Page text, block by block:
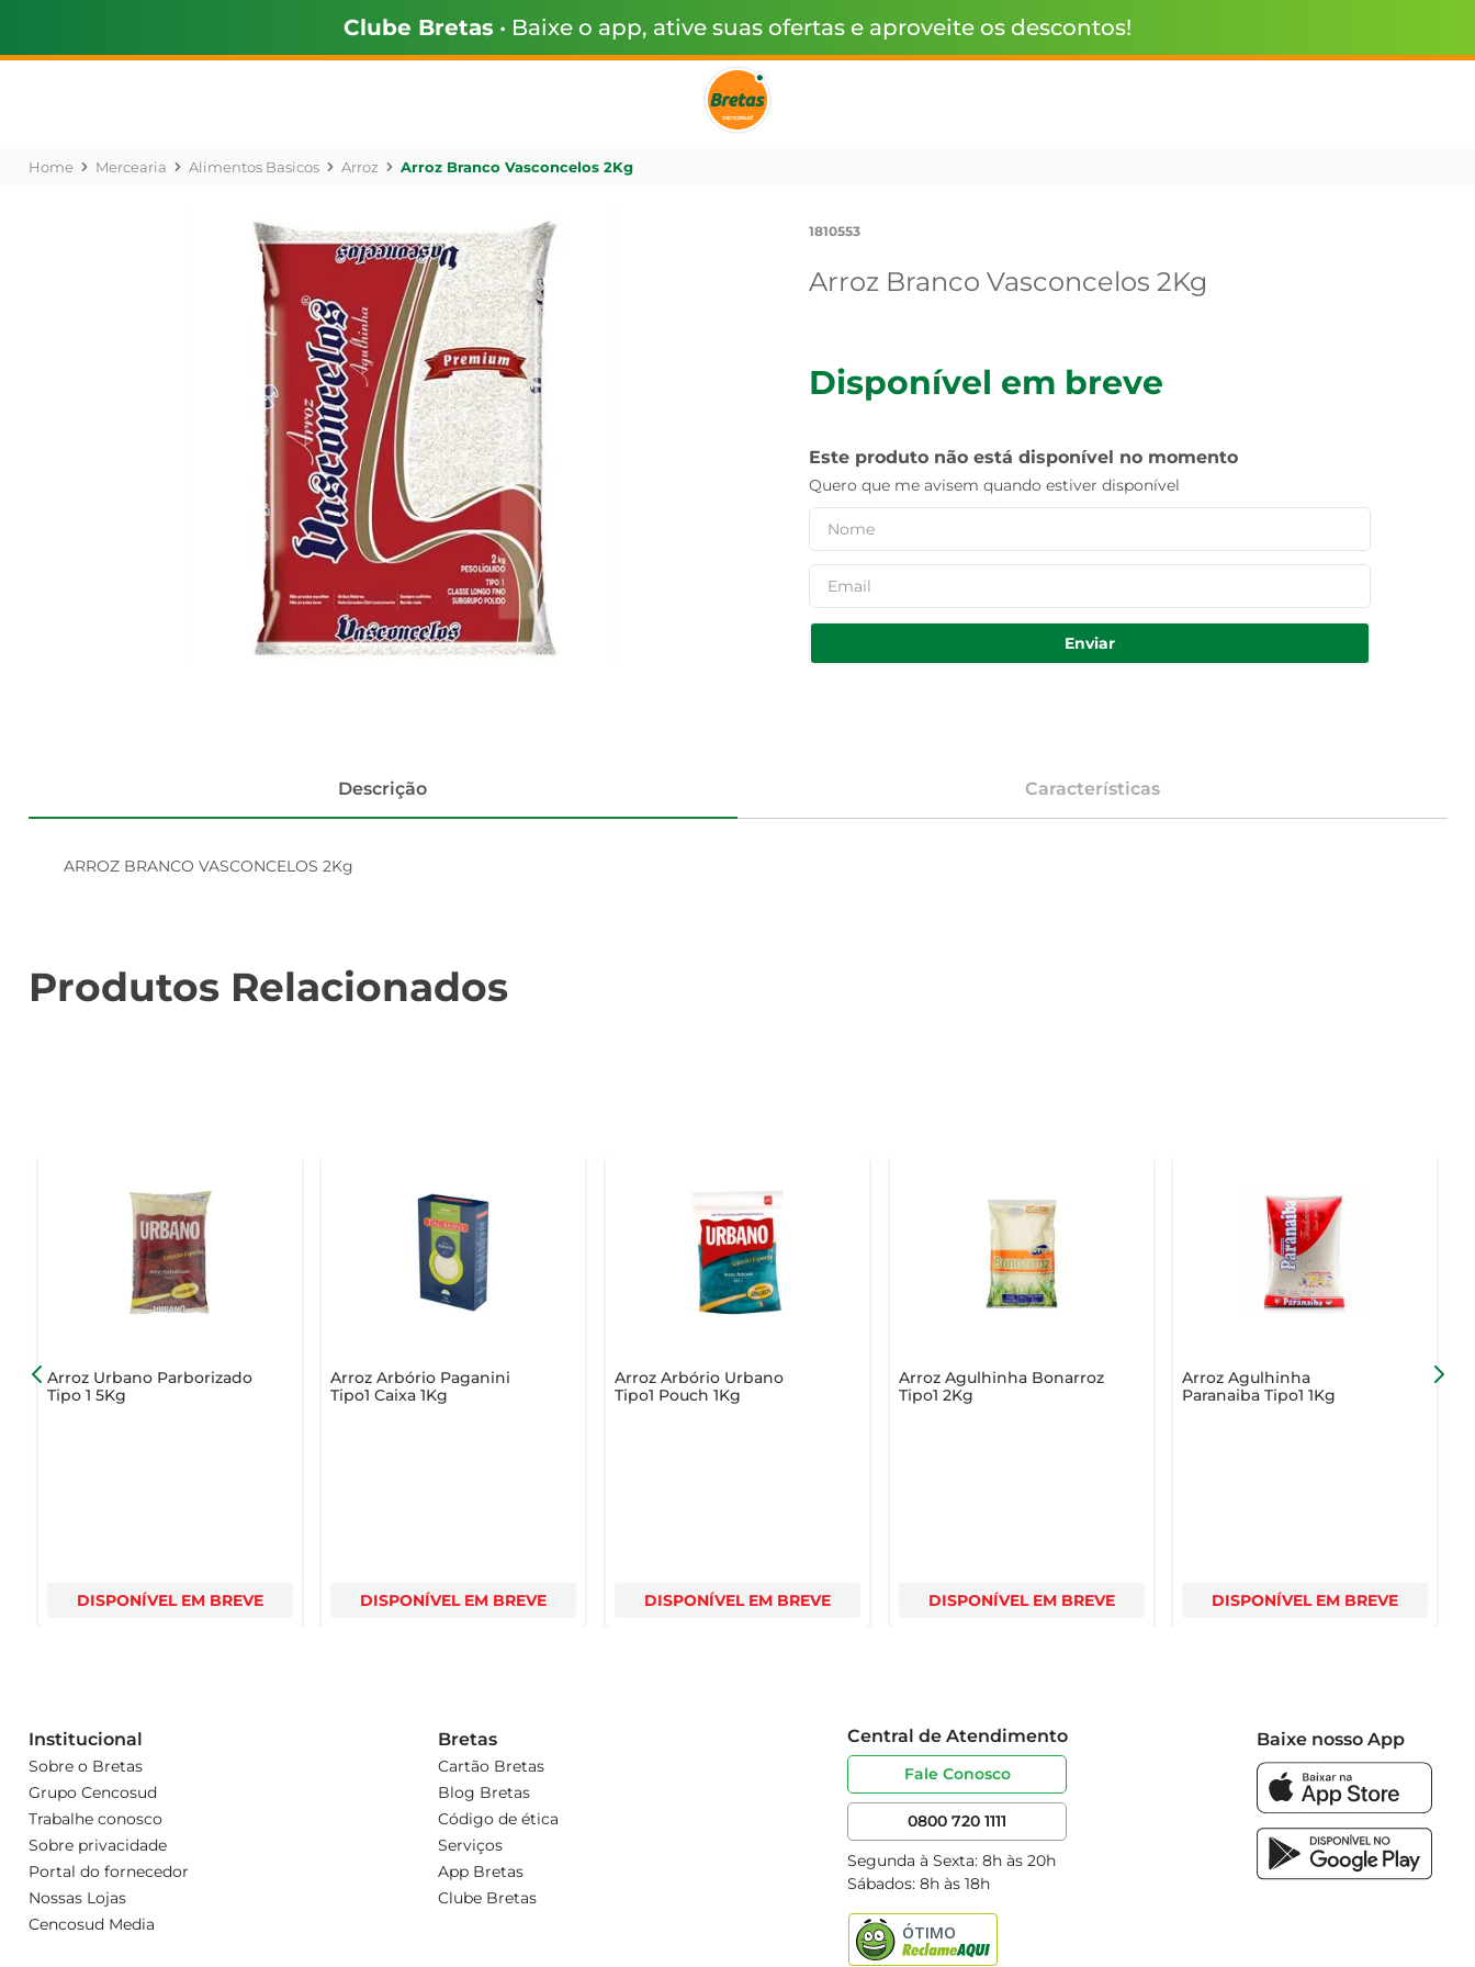
Clube Bretas • Baixe o app, ative suas ofertas e aproveite os descontos!
Mercearia Alimentos Basicos Arroz Arroz Branco Vasconcelos 2Kg
1810553
Arroz Branco Vasconcelos 2Kg
Disponível em breve
Este produto não está disponível no momento
Quero que me avisem quando estiver disponível
Enviar
Descrição Características
ARROZ BRANCO VASCONCELOS 2Kg
Produtos Relacionados
Arroz Urbano Parborizado
Tipo 1 5Kg
DISPONÍVEL EM BREVE
Arroz Arbório Paganini
Tipo1 Caixa 1Kg
DISPONÍVEL EM BREVE
Arroz Arbório Urbano
Tipo1 Pouch 1Kg
DISPONÍVEL EM BREVE
Arroz Agulhinha Bonarroz
Tipo1 2Kg
DISPONÍVEL EM BREVE
Arroz Agulhinha
Paranaiba Tipo1 1Kg
DISPONÍVEL EM BREVE
Institucional
Sobre o Bretas
Grupo Cencosud
Trabalhe conosco
Sobre privacidade
Portal do fornecedor
Nossas Lojas
Cencosud Media
Bretas
Cartão Bretas
Blog Bretas
Código de ética
Serviços
App Bretas
Clube Bretas
Central de Atendimento
Fale Conosco
0800 720 1111
Segunda à Sexta: 8h às 20h
Sábados: 8h às 18h
Baixe nosso App